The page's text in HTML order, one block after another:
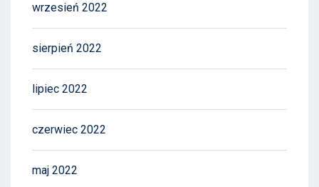
wrzesień 2022
sierpień 2022
lipiec 2022
czerwiec 2022
maj 2022